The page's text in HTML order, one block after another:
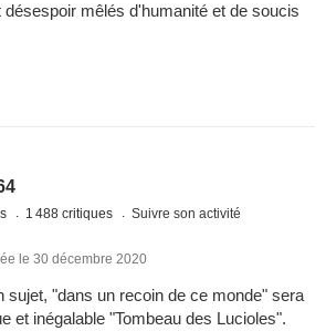
mêlés d'humanité et de soucis
1 488 critiques Suivre son activité
le 30 décembre 2020
sujet, "dans un recoin de ce monde" sera
et inégalable "Tombeau des Lucioles".